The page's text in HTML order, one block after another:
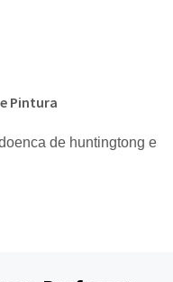
Pintura
de huntingtong e